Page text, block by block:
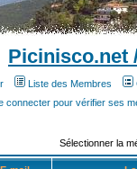
Picinisco.net
Liste des Membres
connecter pour vérifier ses
Sélectionner la